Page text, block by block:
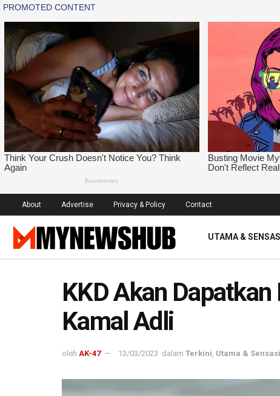
About Advertise Privacy & Policy Contact
UTAMA & SENSASI
KKD Akan
Kamal Adli
oleh AK-47 13/03/2023 dalam Terkini Utama & Sensasi